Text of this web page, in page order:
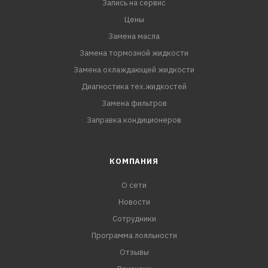
Запись на сервис
Цены
Замена масла
Замена тормозной жидкости
Замена охлаждающей жидкости
Диагностика тех.жидкостей
Замена фильтров
Заправка кондиционеров
КОМПАНИЯ
О сети
Новости
Сотрудники
Программа лояльности
Отзывы